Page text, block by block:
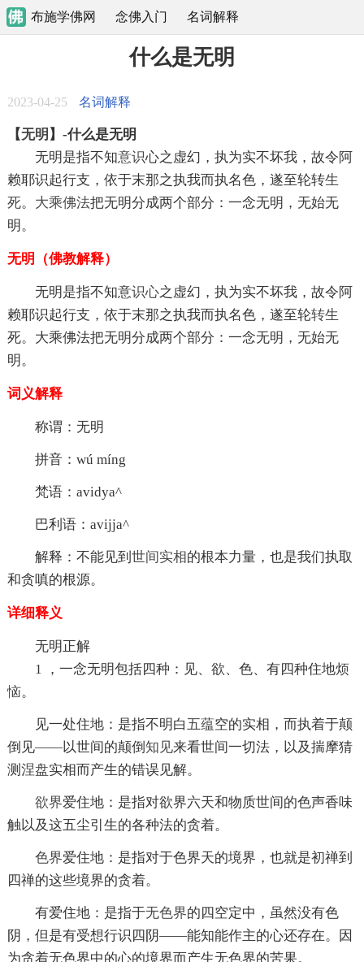
布施学佛网 念佛入门 名词解释
什么是无明
2023-04-25 名词解释
【无明 】-什么是无明
无明是指不知意识心之虚幻，执为实不坏我，故令阿
赖耶识起行支，依于末那之执我而执名色，遂至轮转生
死。 大乘佛法把无明分成两个部分：一念无明，无始无
明。
无明（佛教解释）
无明是指不知意识心之虚幻，执为实不坏我，故令阿
赖耶识起行支，依于末那之执我而执名色，遂至轮转生
死。大乘佛法把无明分成两个部分：一念无明，无始无
明。
词义解释
称谓：无明
拼音：wú míng
梵语：avidya^
巴利语：avijja^
解释：不能见到 世间实相的根本力量，也是我们执取
和贪嗔的根源。
详细释义
无明正解
1 ，一念无明包括四种：见、欲、色、有四种住地烦
恼。
见一处住地：是指不明白五蕴空的实相，而执着于颠
倒见——以世间的颠倒知见来看世间一切法，以及揣摩猜
测 涅盘实相而产生的错误见解。
欲界爱住地：是指对欲界六天和物质世间的色声香味
触以及这五尘引生的各种法的贪着。
色界爱住地：是指对于色界天的境界，也就是初禅到
四禅的这些境界的贪着。
有爱住地：是指于无色界的四空定中，虽然没有色
阴，但是有受想行识四阴——能知能作主的心还存在。因
为贪着无色界中的心的境界而产生无色界的苦果。